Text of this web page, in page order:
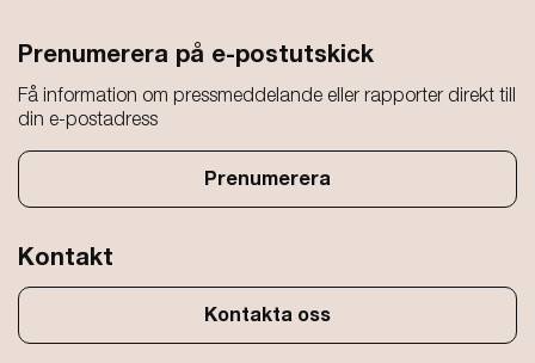
Prenumerera på e-postutskick
Få information om pressmeddelande eller rapporter direkt till
din e-postadress
Prenumerera
Kontakt
Kontakta oss